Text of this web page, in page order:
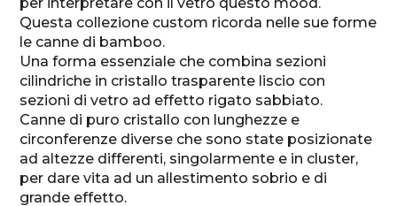
Questa collezione custom ricorda nelle sue forme
le canne di bamboo.
Una forma essenziale che combina sezioni
cilindriche in cristallo trasparente liscio con
sezioni di vetro ad effetto rigato sabbiato.
Canne di puro cristallo con lunghezze e
circonferenze diverse che sono state posizionate
ad altezze differenti, singolarmente e in cluster,
per dare vita ad un allestimento sobrio e di
grande effetto.